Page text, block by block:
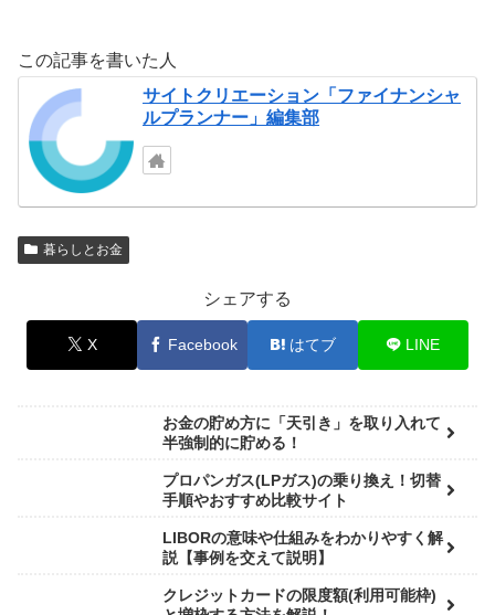
この記事を書いた人
サイトクリエーション「ファイナンシャ
ルプランナー」編集部
暮らしとお金
シェアする
X Facebook はてブ LINE
お金の貯め方に「天引き」を取り入れて
半強制的に貯める！
プロパンガス(LPガス)の乗り換え！切替
手順やおすすめ比較サイト
LIBORの意味や仕組みをわかりやすく解
説【事例を交えて説明】
クレジットカードの限度額(利用可能枠)